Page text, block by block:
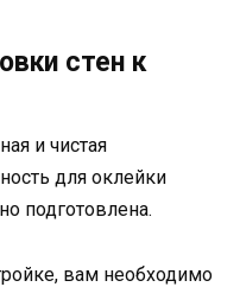
стен к
и чистая
для оклейки
подготовлена.
вам необходимо